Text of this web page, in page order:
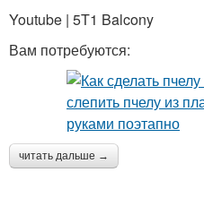
Youtube | 5T1 Balcony
Вам потребуются:
читать дальше →